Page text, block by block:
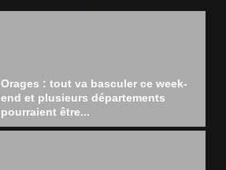
Orages : tout va basculer ce week-
end et plusieurs départements
pourraient être...